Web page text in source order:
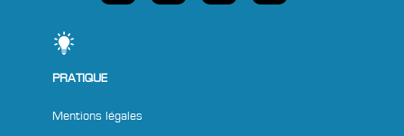
PRATIQUE
Mentions légales